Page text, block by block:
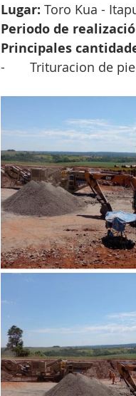
Lugar: Toro Kua -
Periodo de
Principales
-       Trituracion de